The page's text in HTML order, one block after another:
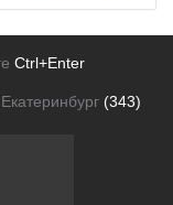
Ctrl+Enter
(343)